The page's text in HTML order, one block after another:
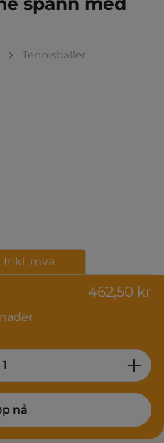
Tennisballer
462,50 kr
Inkl. mva
the desired
nå